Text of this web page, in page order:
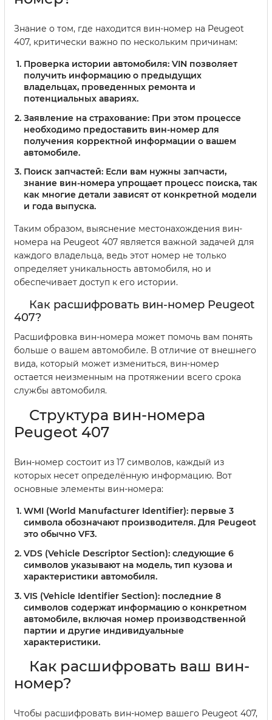
Знание о том, где находится вин-номер на Peugeot
407, критически важно по нескольким причинам:
Проверка истории автомобиля: VIN позволяет
получить информацию о предыдущих
владельцах, проведенных ремонта и
потенциальных авариях.
Заявление на страхование: При этом процессе
необходимо предоставить вин-номер для
получения корректной информации о вашем
автомобиле.
Поиск запчастей: Если вам нужны запчасти,
знание вин-номера упрощает процесс поиска, так
как многие детали зависят от конкретной модели
и года выпуска.
Таким образом, выяснение местонахождения вин-
номера на Peugeot 407 является важной задачей для
каждого владельца, ведь этот номер не только
определяет уникальность автомобиля, но и
обеспечивает доступ к его истории.
Как расшифровать вин-номер Peugeot
407?
Расшифровка вин-номера может помочь вам понять
больше о вашем автомобиле. В отличие от внешнего
вида, который может измениться, вин-номер
остается неизменным на протяжении всего срока
службы автомобиля.
Структура вин-номера
Peugeot 407
Вин-номер состоит из 17 символов, каждый из
которых несет определённую информацию. Вот
основные элементы вин-номера:
WMI (World Manufacturer Identifier): первые 3
символа обозначают производителя. Для Peugeot
это обычно VF3.
VDS (Vehicle Descriptor Section): следующие 6
символов указывают на модель, тип кузова и
характеристики автомобиля.
VIS (Vehicle Identifier Section): последние 8
символов содержат информацию о конкретном
автомобиле, включая номер производственной
партии и другие индивидуальные
характеристики.
Как расшифровать ваш вин-
номер?
Чтобы расшифровать вин-номер вашего Peugeot 407,